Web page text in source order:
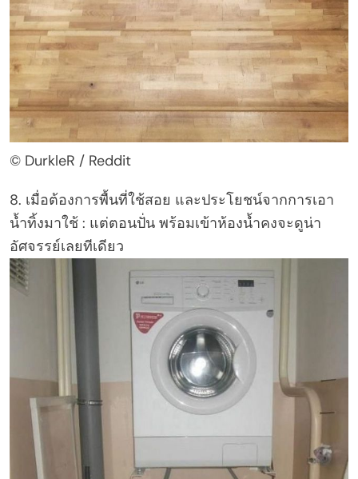
© DurkleR / Reddit
8. เมื่อต้องการพื้นที่ใช้สอย และประโยชน์จากการเอา
น้ำทิ้งมาใช้ : แต่ตอนปั่น พร้อมเข้าห้องน้ำคงจะดูน่า
อัศจรรย์เลยทีเดียว